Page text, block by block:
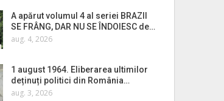
A apărut volumul 4 al seriei BRAZII
SE FRÂNG, DAR NU SE ÎNDOIESC de…
aug. 4, 2026
1 august 1964. Eliberarea ultimilor
deținuți politici din România…
aug. 3, 2026